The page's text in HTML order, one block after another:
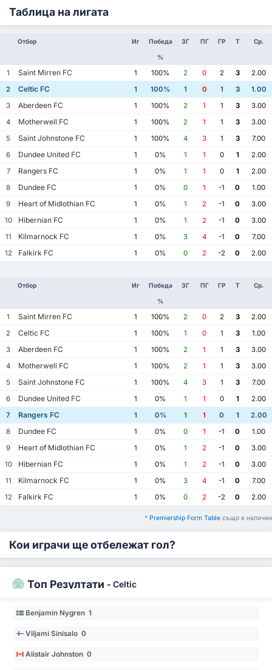
Таблица на лигата
Отбор Иг Победа
%
ЗГ ПГ ГР Т Ср.
1 Saint Mirren FC 1 100% 2 0 2 3
2.00
2
Celtic FC 1 100% 1 0 1 3
1.00
3
Aberdeen FC 1 100% 2 1 1 3
3.00
4
Motherwell FC 1 100% 2 1 1 3
3.00
5
Saint Johnstone FC 1 100% 4 3 1 3
7.00
6
Dundee United FC 1 0% 1 1 0 1
2.00
7
Rangers FC 1 0% 1 1 0 1
2.00
8
Dundee FC 1 0% 0 1 -1 0
1.00
9
Heart of Midlothian FC 1 0% 1 2 -1 0
3.00
10
Hibernian FC 1 0% 1 2 -1 0
3.00
11
Kilmarnock FC 1 0% 3 4 -1 0
7.00
12
Falkirk FC 1 0% 0 2 -2 0 2.00
Отбор Иг Победа
%
ЗГ ПГ ГР Т Ср.
1 Saint Mirren FC 1 100% 2 0 2 3
2.00
2
Celtic FC 1 100% 1 0 1 3
1.00
3
Aberdeen FC 1 100% 2 1 1 3
3.00
4
Motherwell FC 1 100% 2 1 1 3
3.00
5
Saint Johnstone FC 1 100% 4 3 1 3
7.00
6
Dundee United FC 1 0% 1 1 0 1
2.00
7
Rangers FC 1 0% 1 1 0 1
2.00
8
Dundee FC 1 0% 0 1 -1 0
1.00
9
Heart of Midlothian FC 1 0% 1 2 -1 0
3.00
10
Hibernian FC 1 0% 1 2 -1 0
3.00
11
Kilmarnock FC 1 0% 3 4 -1 0
7.00
12
Falkirk FC 1 0% 0 2 -2 0 2.00
* Premiership Form Table също е наличен
Кои играчи ще отбележат гол?
Топ Резултати - Celtic
Benjamin Nygren 1
Viljami Sinisalo 0
Alistair Johnston 0